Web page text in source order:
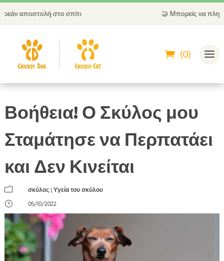
σπίτι Μπορείς να πληρώσεις και με
(0)
Βοήθεια! Ο Σκύλος μου
Σταμάτησε να Περπατάει
και Δεν Κινείται
m σκύλος |Υγεία του σκύλου
}
05/10/2022